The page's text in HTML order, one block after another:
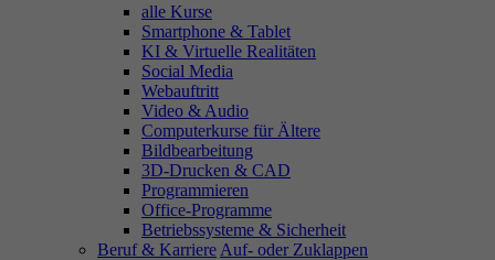
alle Kurse
Smartphone & Tablet
KI & Virtuelle Realitäten
Social Media
Webauftritt
Video & Audio
Computerkurse für Ältere
Bildbearbeitung
3D-Drucken & CAD
Programmieren
Office-Programme
Betriebssysteme & Sicherheit
Beruf & Karriere Auf- oder Zuklappen